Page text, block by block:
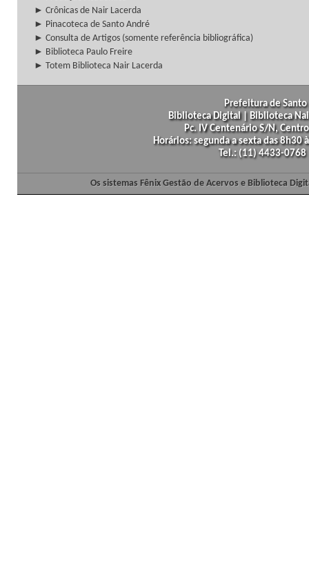
► Crônicas de Nair Lacerda
► Pinacoteca de Santo André
► Consulta de Artigos (somente referência bibliográfica)
► Biblioteca Paulo Freire
► Totem Biblioteca Nair Lacerda
Prefeitura de
Biblioteca Digital | Biblioteca
Pc. IV Centenário S/N,
Horários: segunda a sexta das
Tel.: (11) 4433-
Os sistemas Fênix Gestão de Acervos e Biblioteca